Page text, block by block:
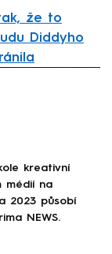
že to
Diddyho
kreativní
médií na
2023 působí
NEWS.